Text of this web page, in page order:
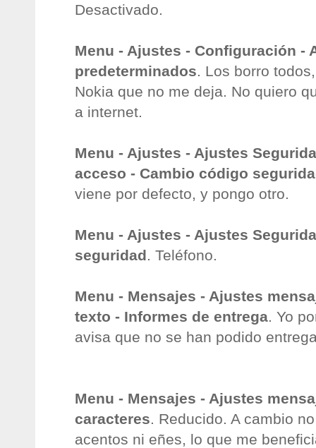
Desactivado.
Menu - Ajustes - Configuración -
predeterminados . Los borro
Nokia que no me deja. No quiero
a internet.
Menu - Ajustes - Ajustes
acceso - Cambio código
viene por defecto, y pongo otro.
Menu - Ajustes - Ajustes
seguridad . Teléfono.
Menu - Mensajes - Ajustes
texto - Informes de entrega . Yo
avisa que no se han podido
Menu - Mensajes - Ajustes
caracteres . Reducido. A cambio
acentos ni eñes, lo que me